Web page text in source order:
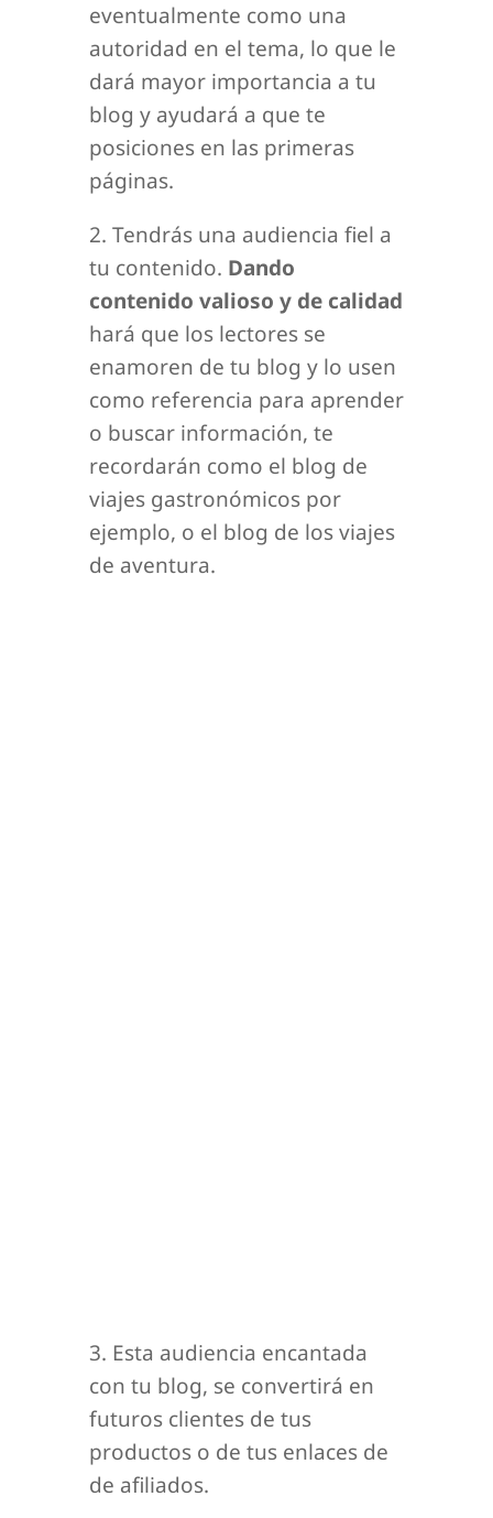
eventualmente como una
autoridad en el tema, lo que le
dará mayor importancia a tu
blog y ayudará a que te
posiciones en las primeras
páginas.
2. Tendrás una audiencia fiel a
tu contenido. Dando
contenido valioso y de calidad
hará que los lectores se
enamoren de tu blog y lo usen
como referencia para aprender
o buscar información, te
recordarán como el blog de
viajes gastronómicos por
ejemplo, o el blog de los viajes
de aventura.
3. Esta audiencia encantada
con tu blog, se convertirá en
futuros clientes de tus
productos o de tus enlaces de
de afiliados.